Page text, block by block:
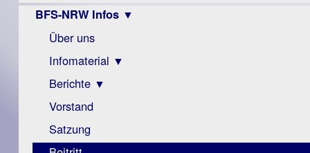
BFS-NRW Infos ▼
Über uns
Infomaterial ▼
Visus
Zeitschrift
Monokular
Mac
Berichte ▼
Archiv
Berichte
Vorstand
Satzung